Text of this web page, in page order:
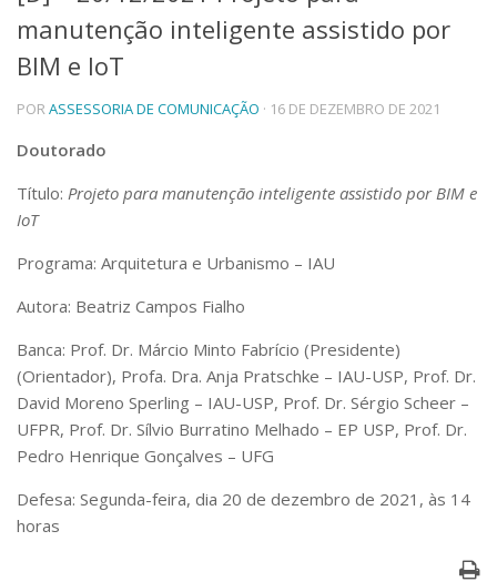
Telefones e Mapas
Pessoas
Ensino
Graduação
Educação a distância
Pesquisa e Inovação
Centros, Núcleos e Projetos em Rede
Iniciação Científica
Transferência de Tecnologia
Empresas Juniores
Extensão à Comunidade
Projetos, Programas e Cursos
Artes, Cultura e Esportes
Serviços
manutenção inteligente assistido por
BIM e IoT
PORASSESSORIA DE COMUNICAÇÃO · 16 DE DEZEMBRO DE 2021
Doutorado
Título: Projeto para manutenção inteligente assistido por BIM e
IoT
Programa: Arquitetura e Urbanismo – IAU
Autora: Beatriz Campos Fialho
Banca: Prof. Dr. Márcio Minto Fabrício (Presidente)
(Orientador), Profa. Dra. Anja Pratschke – IAU-USP, Prof. Dr.
David Moreno Sperling – IAU-USP, Prof. Dr. Sérgio Scheer –
UFPR, Prof. Dr. Sílvio Burratino Melhado – EP USP, Prof. Dr.
Pedro Henrique Gonçalves – UFG
Defesa: Segunda-feira, dia 20 de dezembro de 2021, às 14
horas